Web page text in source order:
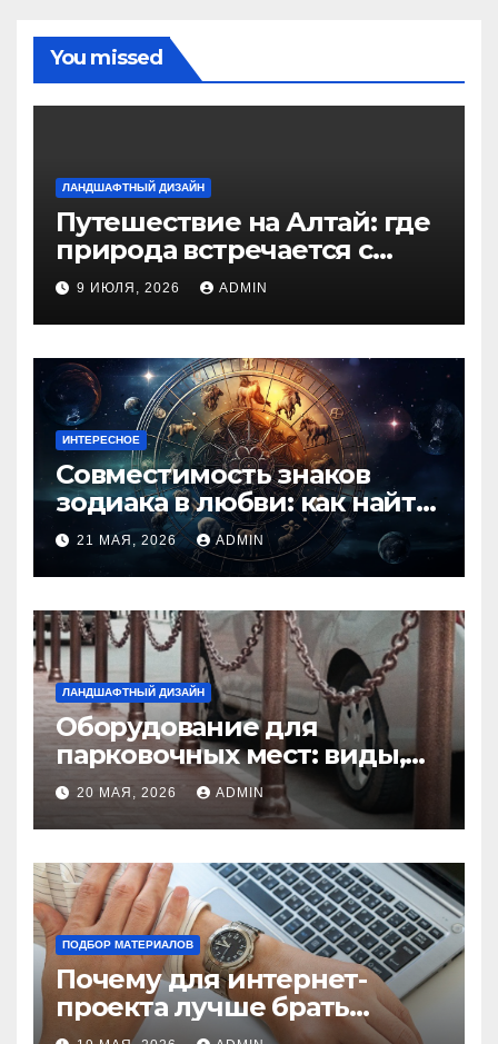
You missed
ЛАНДШАФТНЫЙ ДИЗАЙН
Путешествие на Алтай: где
природа встречается с
духом приключений
9 ИЮЛЯ, 2026 ADMIN
ИНТЕРЕСНОЕ
Совместимость знаков
зодиака в любви: как найти
идеальную пару и
избежать конфликтов
21 МАЯ, 2026 ADMIN
ЛАНДШАФТНЫЙ ДИЗАЙН
Оборудование для
парковочных мест: виды,
функции и нормы
установки
20 МАЯ, 2026 ADMIN
ПОДБОР МАТЕРИАЛОВ
Почему для интернет-
проекта лучше брать
отдельный сервер: